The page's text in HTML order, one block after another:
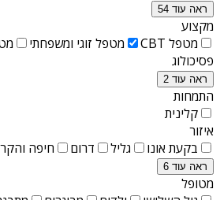
ראה עוד 54
מקצוע
מטפל CBT
מטפל זוגי ומשפחתי
פסיכולוג
ראה עוד 2
התמחות
קלינית
איזור
בקעת אונו
גליל דרום חיפה
ראה עוד 6
מטופל